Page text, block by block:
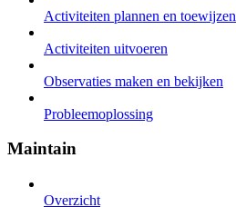
Activiteiten plannen en toewijzen
Activiteiten uitvoeren
Observaties maken en bekijken
Probleemoplossing
Maintain
Overzicht